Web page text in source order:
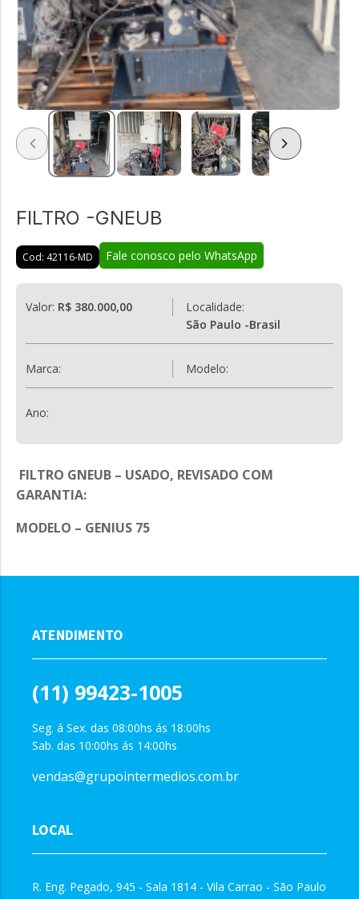
FILTRO -GNEUB
Cod: 42116-MD Fale conosco pelo WhatsApp
Valor: R$ 380.000,00
Localidade:
São Paulo -Brasil
Marca: Modelo:
Ano:
FILTRO GNEUB – USADO, REVISADO COM
GARANTIA:
MODELO – GENIUS 75
ATENDIMENTO
(11) 99423-1005
Seg. á Sex. das 08:00hs ás 18:00hs
Sab. das 10:00hs ás 14:00hs
vendas@grupointermedios.com.br
LOCAL
R. Eng. Pegado, 945 - Sala 1814 - Vila Carrao - São Paulo